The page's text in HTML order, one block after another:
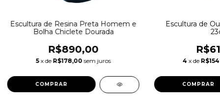
Escultura de Resina Preta Homem e
Bolha Chiclete Dourada
R$890,00
5 x de R$178,00 sem juros
Escultura de
4 x de